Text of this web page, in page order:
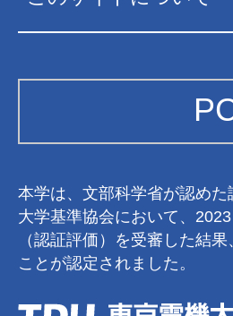
本学は、文部科学省が認め
大学基準協会において、
（認証評価）を受審した結
ことが認定されました。